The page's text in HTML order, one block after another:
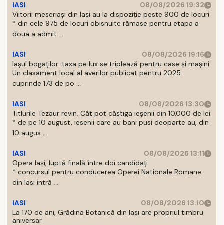
IASI
08/08/2026 19:32
Viitorii meseriași din Iași au la dispoziție peste 900 de locuri
* din cele 975 de locuri obisnuite rămase pentru etapa a
doua a admit ...
IASI
08/08/2026 19:16
Iașul bogaților: taxa pe lux se triplează pentru case și mașini
Un clasament local al averilor publicat pentru 2025
cuprinde 173 de po ...
IASI
08/08/2026 13:30
Titlurile Tezaur revin. Cât pot câștiga ieșenii din 10.000 de lei
* de pe 10 august, iesenii care au bani pusi deoparte au, din
10 augus ...
IASI
08/08/2026 13:11
Opera Iași, luptă finală între doi candidați
* concursul pentru conducerea Operei Nationale Romane
din Iasi intră ...
IASI
08/08/2026 13:10
La 170 de ani, Grădina Botanică din Iași are propriul timbru
aniversar